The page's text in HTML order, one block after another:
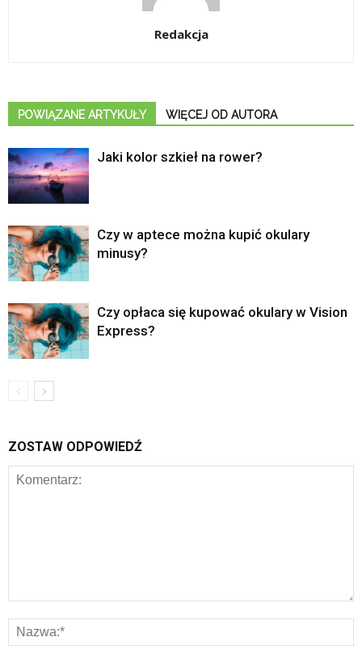
Redakcja
POWIĄZANE ARTYKUŁY WIĘCEJ OD AUTORA
Jaki kolor szkieł na rower?
Czy w aptece można kupić okulary
minusy?
Czy opłaca się kupować okulary w Vision
Express?
ZOSTAW ODPOWIEDŹ